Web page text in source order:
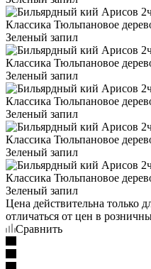
Цена действительна только
отличаться от цен в
Сравнить